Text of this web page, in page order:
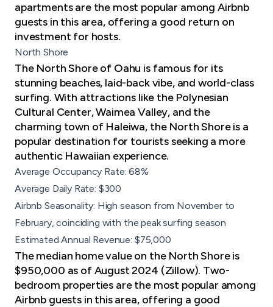
apartments are the most popular among Airbnb
guests in this area, offering a good return on
investment for hosts.
North Shore
The North Shore of Oahu is famous for its
stunning beaches, laid-back vibe, and world-class
surfing. With attractions like the Polynesian
Cultural Center, Waimea Valley, and the
charming town of Haleiwa, the North Shore is a
popular destination for tourists seeking a more
authentic Hawaiian experience.
Average Occupancy Rate: 68%
Average Daily Rate: $300
Airbnb Seasonality: High season from November to
February, coinciding with the peak surfing season
Estimated Annual Revenue: $75,000
The median home value on the North Shore is
$950,000 as of August 2024 (Zillow). Two-
bedroom properties are the most popular among
Airbnb guests in this area, offering a good